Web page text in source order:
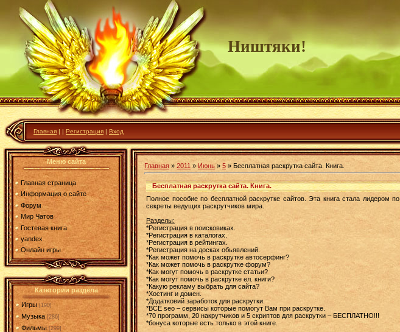
Ништяки!
Главная | | Регистрация | Вход
Меню сайта
Главная страница
Информация о сайте
Форум
Мир Чатов
Гостевая книга
yandex
Онлайн игры
Категории раздела
Игры [190]
Музыка [286]
Фильмы [299]
Главная » 2011 » Июнь » 5 » Бесплатная раскрутка сайта. Книга.
Бесплатная раскрутка сайта. Книга.
Полное пособие по бесплатной раскрутке сайтов. Эта книга стала лидером
секреты ведущих раскрутчиков мира.
Разделы:
*Регистрация в поисковиках.
*Регистрация в каталогах.
*Регистрация в рейтингах.
*Регистрация на досках обьявлений.
*Как может помочь в раскрутке автосерфинг?
*Как может помочь в раскрутке форум?
*Как могут помочь в раскрутке статьи?
*Как могут помочь в раскрутке ел. книги?
*Какую рекламу выбрать для сайта?
*Хостинг и домен.
*Додатковий заработок для раскрутки.
*ВСЕ seo – сервисы которые помогут Вам при раскрутке.
*70 программ, 20 накрутчиков и 5 скриптов для раскрутки – БЕСПЛАТНО!!!
*бонуса которые есть только в этой книге.